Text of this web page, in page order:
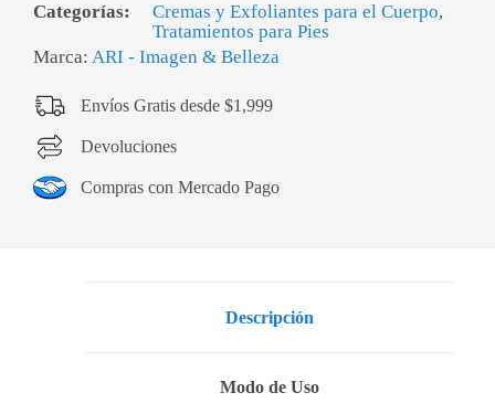
Categorías:
Cremas y Exfoliantes para el Cuerpo,
Tratamientos para Pies
Marca: ARI - Imagen & Belleza
Envíos Gratis desde $1,999
Devoluciones
Compras con Mercado Pago
Descripción
Modo de Uso